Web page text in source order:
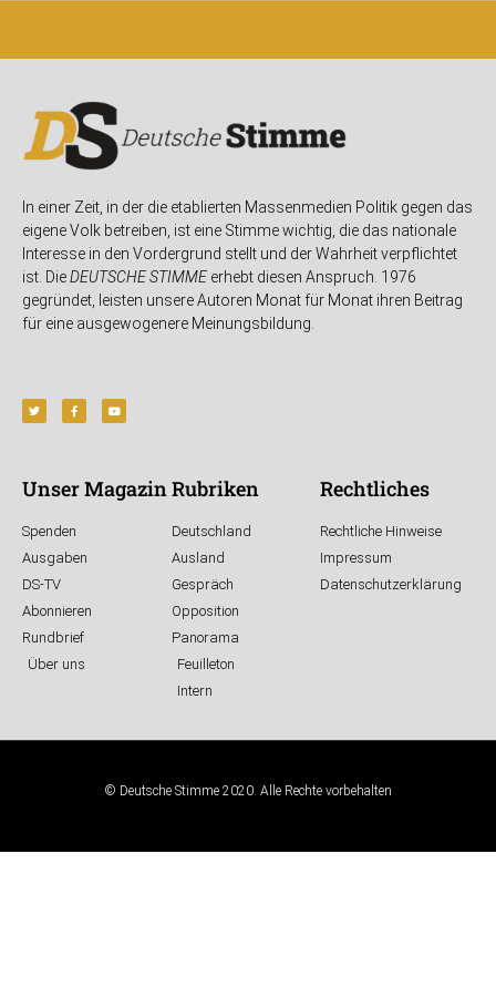
In einer Zeit, in der die etablierten Massenmedien Politik gegen das
eigene Volk betreiben, ist eine Stimme wichtig, die das nationale
Interesse in den Vordergrund stellt und der Wahrheit verpflichtet
ist. DieDEUTSCHE STIMMEerhebt diesen Anspruch. 1976
gegründet, leisten unsere Autoren Monat für Monat ihren Beitrag
für eine ausgewogenere Meinungsbildung.
Unser Magazin
Spenden
Ausgaben
DS-TV
Abonnieren
Rundbrief
Über uns
Rubriken
Deutschland
Ausland
Gespräch
Opposition
Panorama
Feuilleton
Intern
Rechtliches
Rechtliche Hinweise
Impressum
Datenschutzerklärung
© Deutsche Stimme 2020. Alle Rechte vorbehalten